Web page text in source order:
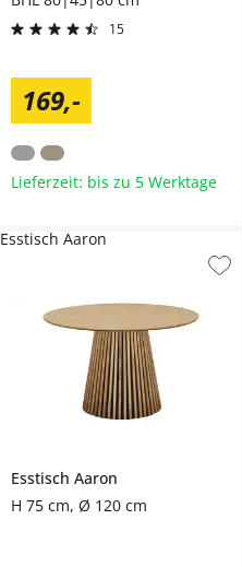
15
169,-
Lieferzeit: bis zu 5 Werktage
Esstisch Aaron
H 75 cm, Ø 120 cm
Esstisch Aaron